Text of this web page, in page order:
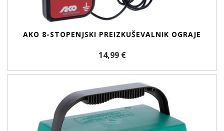
AKO 8-STOPENJSKI PREIZKUŠEVALNIK OGRAJE
14,99 €